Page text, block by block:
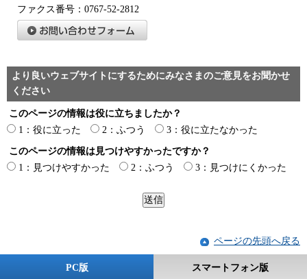
ファクス番号：0767-52-2812
より良いウェブサイトにするためにみなさまのご意見をお聞かせ
ください
このページの情報は役に立ちましたか？
1：役に立った
2：ふつう 3：役に立たなかった
このページの情報は見つけやすかったですか？
1：見つけやすかった
2：ふつう 3：見つけにくかった
ページの先頭へ戻る
PC版 スマートフォン版